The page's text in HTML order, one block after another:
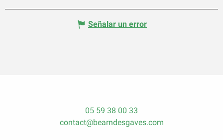
Señalar un error
05 59 38 00 33
contact@bearndesgaves.com